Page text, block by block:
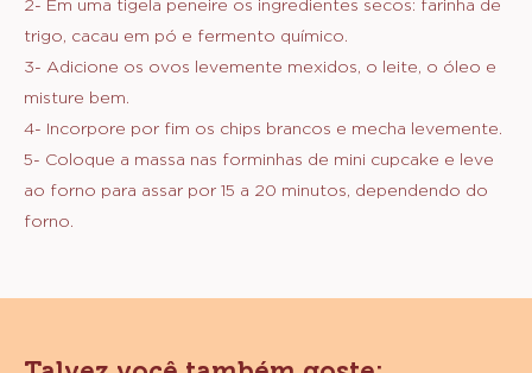
160 g Açúcar refinado
80 g Ilw-dr-2001548
MODO DE PREPARO
2- Em uma tigela peneire os ingredientes secos: farinha de
3- Adicione os ovos levemente mexidos, o leite, o óleo e